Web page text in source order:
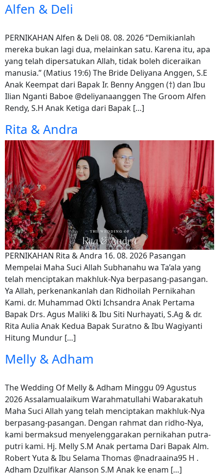
Alfen & Deli
PERNIKAHAN Alfen & Deli 08. 08. 2026 “Demikianlah
mereka bukan lagi dua, melainkan satu. Karena itu, apa
yang telah dipersatukan Allah, tidak boleh diceraikan
manusia.” (Matius 19:6) The Bride Deliyana Anggen, S.E
Anak Keempat dari Bapak Ir. Benny Anggen (†) dan Ibu
Ilian Nganti Baboe @deliyanaanggen The Groom Alfen
Rendy, S.H Anak Ketiga dari Bapak […]
Rita & Andra
PERNIKAHAN Rita & Andra 16. 08. 2026 Pasangan
Mempelai Maha Suci Allah Subhanahu wa Ta’ala yang
telah menciptakan makhluk-Nya berpasang-pasangan.
Ya Allah, perkenankanlah dan Ridhoilah Pernikahan
Kami. dr. Muhammad Okti Ichsandra Anak Pertama
Bapak Drs. Agus Maliki & Ibu Siti Nurhayati, S.Ag & dr.
Rita Aulia Anak Kedua Bapak Suratno & Ibu Wagiyanti
Hitung Mundur […]
Melly & Adham
The Wedding Of Melly & Adham Minggu 09 Agustus
2026 Assalamualaikum Warahmatullahi Wabarakatuh
Maha Suci Allah yang telah menciptakan makhluk-Nya
berpasang-pasangan. Dengan rahmat dan ridho-Nya,
kami bermaksud menyelenggarakan pernikahan putra-
putri kami. Hj. Melly S.M Anak pertama Dari Bapak Alm.
Robert Yuta & Ibu Selama Thomas @nadraaina95 H .
Adham Dzulfikar Alanson S.M Anak ke enam […]